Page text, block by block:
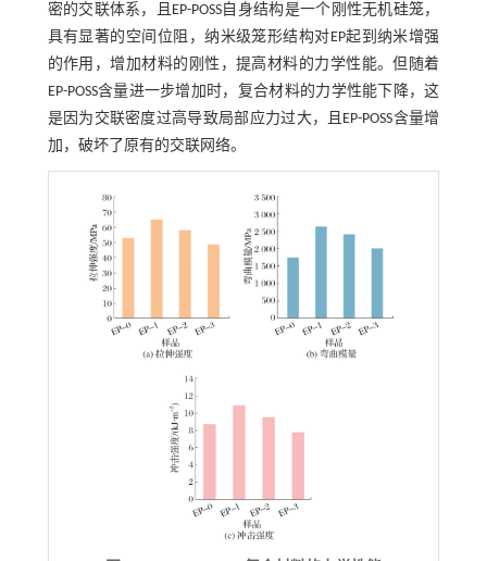
密的交联体系，且EP-POSS自身结构是一个刚性无机硅笼，
具有显著的空间位阻，纳米级笼形结构对EP起到纳米增强
的作用，增加材料的刚性，提高材料的力学性能。但随着
EP-POSS含量进一步增加时，复合材料的力学性能下降，这
是因为交联密度过高导致局部应力过大，且EP-POSS含量增
加，破坏了原有的交联网络。